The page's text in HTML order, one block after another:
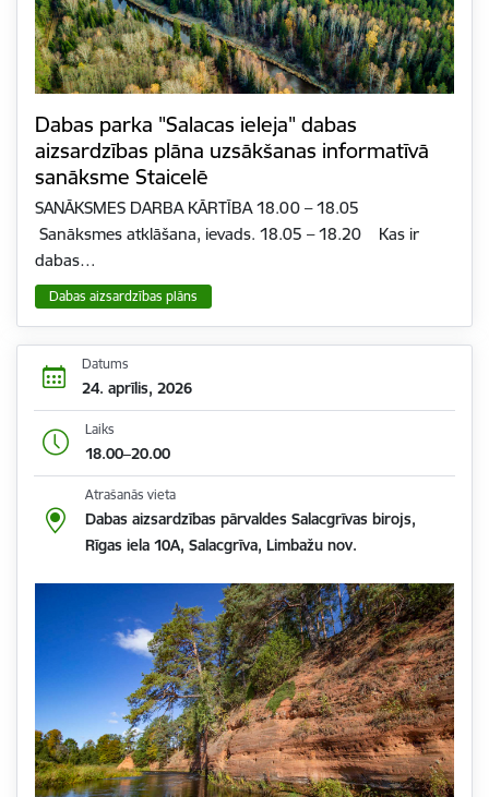
Dabas parka "Salacas ieleja" dabas
aizsardzības plāna uzsākšanas informatīvā
sanāksme Staicelē
SANĀKSMES DARBA KĀRTĪBA 18.00 – 18.05
Sanāksmes atklāšana, ievads. 18.05 – 18.20 Kas ir
dabas…
Dabas aizsardzības plāns
Datums
24. aprīlis, 2026
Laiks
18.00–20.00
Atrašanās vieta
Dabas aizsardzības pārvaldes Salacgrīvas birojs,
Rīgas iela 10A, Salacgrīva, Limbažu nov.